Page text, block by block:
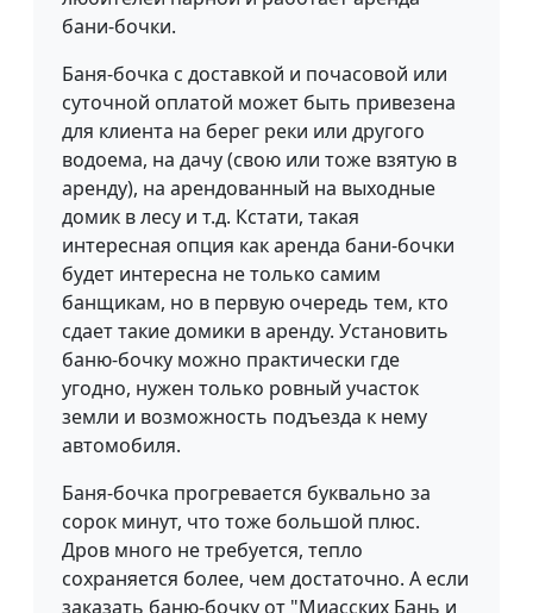
бани-бочки.
Баня-бочка с доставкой и почасовой или
суточной оплатой может быть привезена
для клиента на берег реки или другого
водоема, на дачу (свою или тоже взятую в
аренду), на арендованный на выходные
домик в лесу и т.д. Кстати, такая
интересная опция как аренда бани-бочки
будет интересна не только самим
банщикам, но в первую очередь тем, кто
сдает такие домики в аренду. Установить
баню-бочку можно практически где
угодно, нужен только ровный участок
земли и возможность подъезда к нему
автомобиля.
Баня-бочка прогревается буквально за
сорок минут, что тоже большой плюс.
Дров много не требуется, тепло
сохраняется более, чем достаточно. А если
заказать баню-бочку от "Миасских Бань и